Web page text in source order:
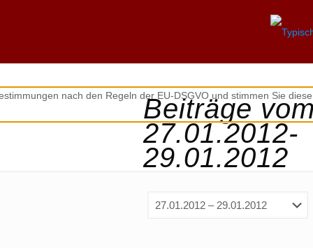
Beiträge
27.01.2012-
29.01.2012
nach den Regeln der EU-DSGVO und stimmen Sie